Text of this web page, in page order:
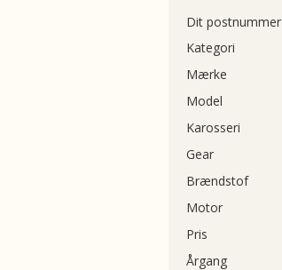
Dit postnummer
Kategori
Mærke
Model
Karosseri
Gear
Brændstof
Motor
Pris
Årgang